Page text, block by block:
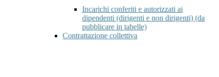
Incarichi conferiti e autorizzati ai
dipendenti (dirigenti e non dirigenti) (da
pubblicare in tabelle)
Contrattazione collettiva